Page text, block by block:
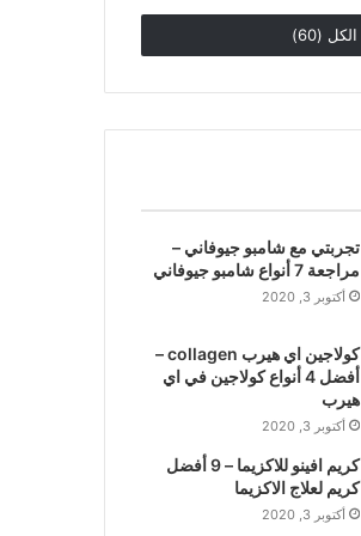
الكل (60)
تجربتي مع شامبو جيوفاني –
مراجعة 7 أنواع شامبو جيوفاني
أكتوبر 3, 2020
كولاجين اي هيرب collagen –
أفضل 4 أنواع كولاجين في اي
هيرب
أكتوبر 3, 2020
كريم افينو للاكزيما – 9 أفضل
كريم لعلاج الاكزيما
أكتوبر 3, 2020